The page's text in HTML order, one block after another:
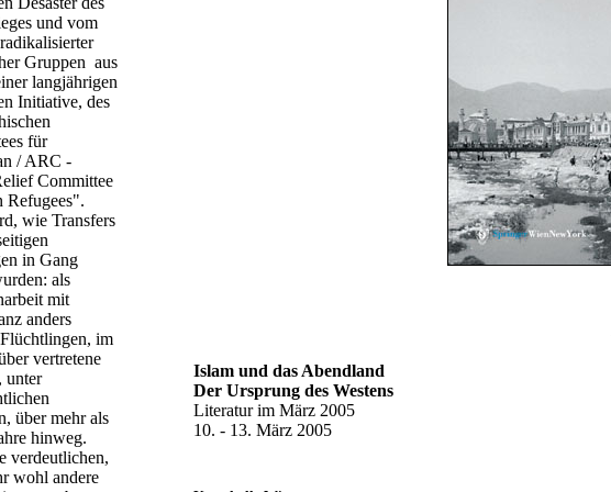
und vom
Gruppen ­ aus
langjährigen
Initiative, des
für
/ ARC -
Committee
Refugees".
wie Transfers
in Gang
als
mit
anders
im
vertretene
unter
über mehr als
hinweg.
verdeutlichen,
wohl andere
Islam und das Abendland
Der Ursprung des Westens
Literatur im März 2005
10. - 13. März 2005